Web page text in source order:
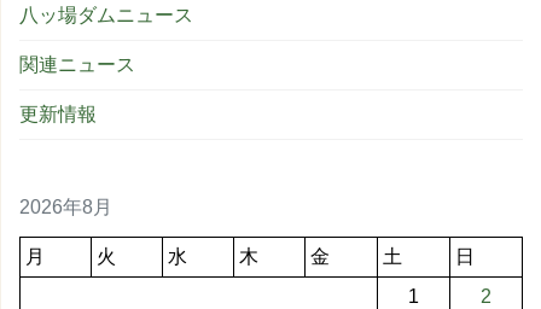
八ッ場ダムニュース
関連ニュース
更新情報
2026年8月
月 火 水 木 金 土
日
1
2